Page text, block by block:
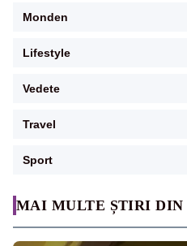
MAI MULTE ȘTIRI DIN
Monden
Lifestyle
Vedete
Travel
Sport